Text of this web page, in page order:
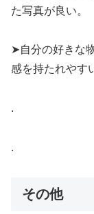
た写真が良い。
➤自分の好きな
感を持たれやす
.
.
その他